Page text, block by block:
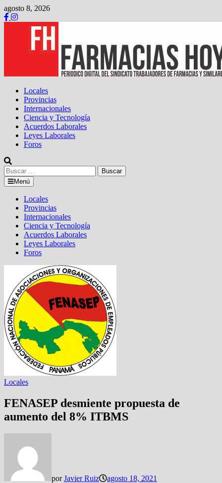
Saltar
al
contenido
agosto 8, 2026
Locales
Provincias
Internacionales
Ciencia y Tecnología
Acuerdos Laborales
Leyes Laborales
Foros
Buscar:
Menú
Locales
Provincias
Internacionales
Ciencia y Tecnología
Acuerdos Laborales
Leyes Laborales
Foros
Locales
FENASEP desmiente propuesta de
aumento del 8% ITBMS
porJavier Ruiz agosto 18, 2021